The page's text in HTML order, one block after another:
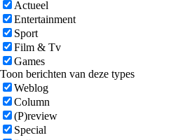
Actueel
Entertainment
Sport
Film & Tv
Games
Toon berichten van deze types
Weblog
Column
(P)review
Special